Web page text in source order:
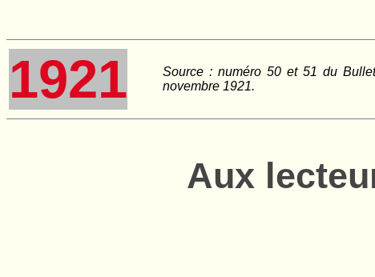
1921
Source : numéro 50 et 51 du
novembre 1921.
Aux